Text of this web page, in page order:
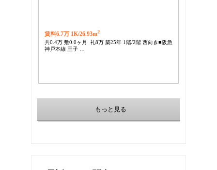
賃料6.7万 1K/26.93m2
共0.4万 敷0.0ヶ月 礼8万 築25年 1階/2階 西向き■阪急
神戸本線 王子 …
もっと見る